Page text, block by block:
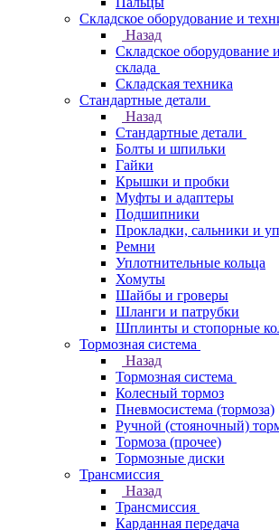
Складское оборудование и
Назад
Складское оборудование
склада
Складская техника
Стандартные детали
Назад
Стандартные детали
Болты и шпильки
Гайки
Крышки и пробки
Муфты и адаптеры
Подшипники
Прокладки, сальники и
Ремни
Уплотнительные кольца
Хомуты
Шайбы и гроверы
Шланги и патрубки
Шплинты и стопорные
Тормозная система
Назад
Тормозная система
Колесный тормоз
Пневмосиcтема (тормоза)
Ручной (стояночный)
Тормоза (прочее)
Тормозные диски
Трансмиссия
Назад
Трансмиссия
Карданная передача